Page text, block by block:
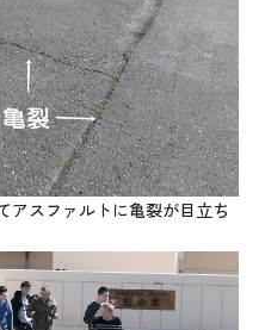
アスファルトに亀裂が目立ち